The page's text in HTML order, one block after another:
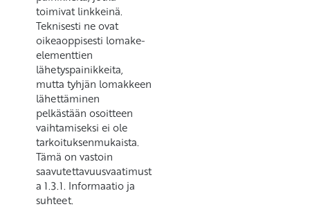
toimivat linkkeinä.
Teknisesti ne ovat
oikeaoppisesti lomake-
elementtien
lähetyspainikkeita,
mutta tyhjän lomakkeen
lähettäminen
pelkästään osoitteen
vaihtamiseksi ei ole
tarkoituksenmukaista.
Tämä on vastoin
saavutettavuusvaatimust
a 1.3.1. Informaatio ja
suhteet.